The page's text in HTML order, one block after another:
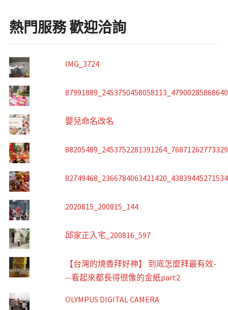
熱門服務 歡迎洽詢
IMG_3724
嬰兒命名改名
2020815_200815_144
邱家正入宅_200816_597
【台灣的燒香拜好神】 到底怎麼拜最有效-
--看起來都長得很像的金紙part2
OLYMPUS DIGITAL CAMERA